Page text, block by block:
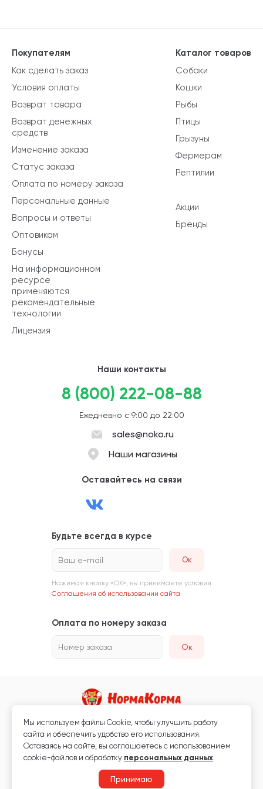
Каталог товаров
Собаки
Кошки
Рыбы
Птицы
Грызуны
Фермерам
Рептилии
Акции
Бренды
Покупателям
Как сделать заказ
Условия оплаты
Возврат товара
Возврат денежных
средств
Изменение заказа
Статус заказа
Оплата по номеру заказа
Персональные данные
Вопросы и ответы
Оптовикам
Бонусы
На информационном
ресурсе
применяются
рекомендательные
технологии
Лицензия
Наши контакты
8 (800) 222-08-88
Ежедневно с 9:00 до 22:00
sales@noko.ru
Наши магазины
Оставайтесь на связи
Будьте всегда в курсе
Ваш e-mail
Нажимая кнопку «ОК», вы принимаете условия
Соглашения об использовании сайта
Оплата по номеру заказа
Номер заказа Ок
Магазин кормов для животных и ветаптека
Любая информация, размещённая на сайте, не является публичной
офертой.
Мы используем файлы Сookie, чтобы улучшить работу
сайта и обеспечить удобство его использования.
Оставаясь на сайте, вы соглашаетесь с использованием
cookie-файлов и обработку персональных данных.
Принимаю